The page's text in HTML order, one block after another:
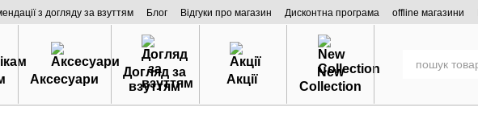
з догляду за взуттям Блог Відгуки про магазин Дисконтна програма offline магазини
Аксесуари
Догляд за
взуттям
Акції
New
Collection